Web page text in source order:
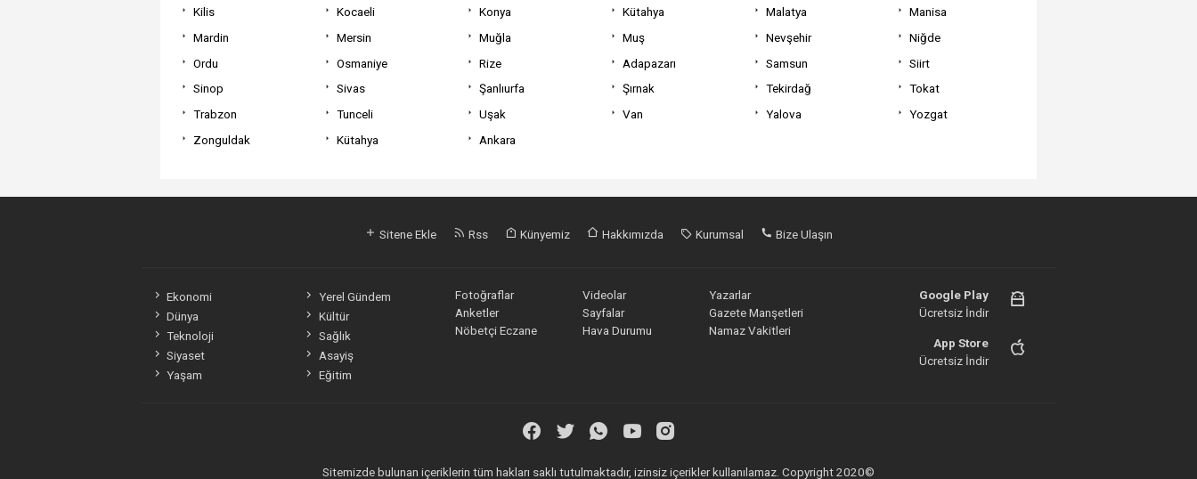
Kilis
Kocaeli Konya Kütahya Malatya
Manisa
Mardin
Mersin Muğla Muş Nevşehir
Niğde
Ordu
Osmaniye Rize Adapazarı Samsun
Siirt
Sinop
Sivas Şanlıurfa Şırnak Tekirdağ
Tokat
Trabzon
Tunceli Uşak Van Yalova
Yozgat
Zonguldak
Kütahya Ankara
Sitene Ekle Rss Künyemiz Hakkımızda Kurumsal Bize Ulaşın
Ekonomi
Yerel Gündem
Dünya
Kültür
Teknoloji
Sağlık
Siyaset
Asayiş
Yaşam
Eğitim
Fotoğraflar Videolar
Yazarlar
Anketler
Sayfalar
Gazete Manşetleri
Nöbetçi Eczane
Hava Durumu Namaz Vakitleri
Google Play
Ücretsiz İndir
App Store
Ücretsiz İndir
Sitemizde bulunan içeriklerin tüm hakları saklı tutulmaktadır, izinsiz içerikler kullanılamaz. Copyright 2020©